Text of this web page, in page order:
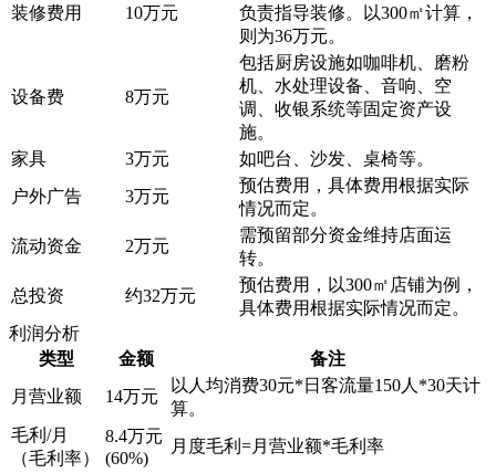
装修费用 10万元
负责指导装修。以300㎡计算，
则为36万元。
设备费 8万元
包括厨房设施如咖啡机、磨粉
机、水处理设备、音响、空
调、收银系统等固定资产设
施。
家具
3万元
如吧台、沙发、桌椅等。
户外广告
3万元
预估费用，具体费用根据实际
情况而定。
流动资金
2万元
需预留部分资金维持店面运
转。
总投资
约32万元
预估费用，以300㎡店铺为例，
具体费用根据实际情况而定。
利润分析
类型
金额
备注
月营业额
14万元
以人均消费30元*日客流量150人*30天计
算。
毛利/月
（毛利率）
8.4万元
(60%)
月度毛利=月营业额*毛利率